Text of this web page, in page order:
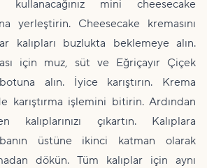
kullanacağınız mini cheesecake
yerleştirin. Cheesecake kremasını
kalıpları buzlukta beklemeye alın.
için muz, süt ve Eğriçayır Çiçek
alın. İyice karıştırın. Krema
karıştırma işlemini bitirin. Ardından
kalıplarınızı çıkartın. Kalıplara
üstüne ikinci katman olarak
dökün. Tüm kalıplar için aynı